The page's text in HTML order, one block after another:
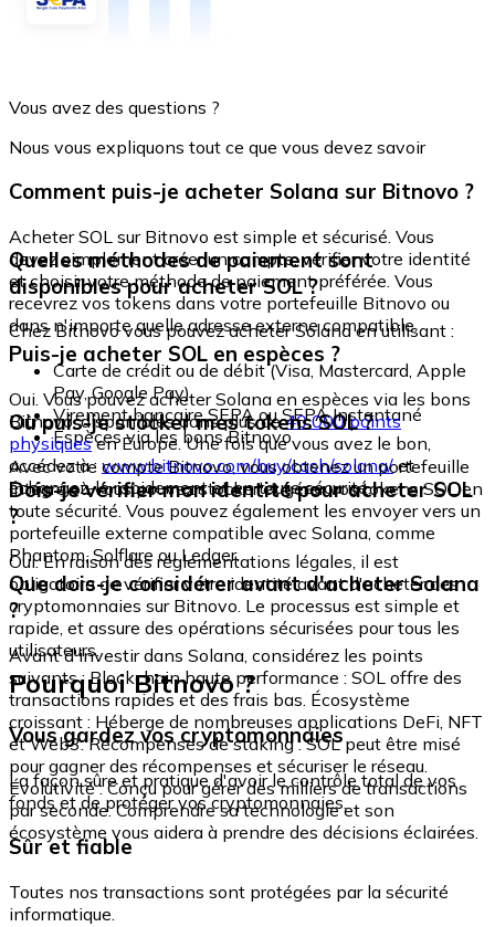
Vous avez des questions ?
Nous vous expliquons tout ce que vous devez savoir
Comment puis-je acheter Solana sur Bitnovo ?
Acheter SOL sur Bitnovo est simple et sécurisé. Vous
devez simplement créer un compte, vérifier votre identité
et choisir votre méthode de paiement préférée. Vous
recevrez vos tokens dans votre portefeuille Bitnovo ou
dans n'importe quelle adresse externe compatible.
Quelles méthodes de paiement sont
disponibles pour acheter SOL ?
Chez Bitnovo vous pouvez acheter Solana en utilisant :
Carte de crédit ou de débit (Visa, Mastercard, Apple
Pay, Google Pay)
Virement bancaire SEPA ou SEPA Instantané
Espèces via les bons Bitnovo
Puis-je acheter SOL en espèces ?
Oui. Vous pouvez acheter Solana en espèces via les bons
Bitnovo, disponibles dans plus de40 000 points
physiquesen Europe. Une fois que vous avez le bon,
accédez à : www.bitnovo.com/buy/cash/solana/et
échangez-le rapidement et en toute sécurité.
Où puis-je stocker mes tokens SOL ?
Avec votre compte Bitnovo, vous obtenez un portefeuille
intégré où vous pouvez stocker et gérer vos tokens SOL en
toute sécurité. Vous pouvez également les envoyer vers un
portefeuille externe compatible avec Solana, comme
Phantom, Solflare ou Ledger.
Dois-je vérifier mon identité pour acheter SOL
?
Oui. En raison des réglementations légales, il est
obligatoire de vérifier votre identité avant d'acheter des
cryptomonnaies sur Bitnovo. Le processus est simple et
rapide, et assure des opérations sécurisées pour tous les
utilisateurs.
Que dois-je considérer avant d'acheter Solana
?
Avant d'investir dans Solana, considérez les points
suivants : Blockchain haute performance : SOL offre des
transactions rapides et des frais bas. Écosystème
croissant : Héberge de nombreuses applications DeFi, NFT
et Web3. Récompenses de staking : SOL peut être misé
pour gagner des récompenses et sécuriser le réseau.
Évolutivité : Conçu pour gérer des milliers de transactions
par seconde. Comprendre sa technologie et son
écosystème vous aidera à prendre des décisions éclairées.
Pourquoi Bitnovo ?
Vous gardez vos cryptomonnaies
La façon sûre et pratique d'avoir le contrôle total de vos
fonds et de protéger vos cryptomonnaies.
Sûr et fiable
Toutes nos transactions sont protégées par la sécurité
informatique.